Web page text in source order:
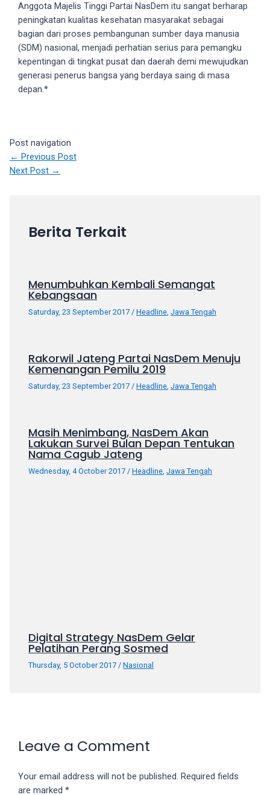
favorite
one:
amateur
porn
videos,
anal,
You
will
corresponding
website.
Watching
completely
Anggota Majelis Tinggi Partai NasDem itu sangat berharap
peningkatan kualitas kesehatan masyarakat sebagai
bagian dari proses pembangunan sumber daya manusia
(SDM) nasional, menjadi perhatian serius para pemangku
kepentingan di tingkat pusat dan daerah demi mewujudkan
generasi penerus bangsa yang berdaya saing di masa
depan.*
Post navigation
← Previous Post
Next Post →
Berita Terkait
Menumbuhkan Kembali Semangat
Kebangsaan
Saturday, 23 September 2017 /Headline ,Jawa Tengah
Rakorwil Jateng Partai NasDem Menuju
Kemenangan Pemilu 2019
Saturday, 23 September 2017 /Headline ,Jawa Tengah
Masih Menimbang, NasDem Akan
Lakukan Survei Bulan Depan Tentukan
Nama Cagub Jateng
Wednesday, 4 October 2017 /Headline ,Jawa Tengah
Digital Strategy NasDem Gelar
Pelatihan Perang Sosmed
Thursday, 5 October 2017 /Nasional
Leave a Comment
Your email address will not be published. Required fields
are marked*